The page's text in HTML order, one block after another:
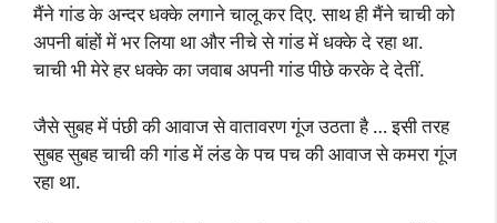
मैंने गांड के अन्दर धक्के लगाने चालू कर दिए. साथ ही मैंने चाची को
अपनी बांहों में भर लिया था और नीचे से गांड में धक्के दे रहा था.
चाची भी मेरे हर धक्के का जवाब अपनी गांड पीछे करके दे देतीं.
जैसे सुबह में पंछी की आवाज से वातावरण गूंज उठता है … इसी तरह
सुबह सुबह चाची की गांड में लंड के पच पच की आवाज से कमरा गूंज
रहा था.